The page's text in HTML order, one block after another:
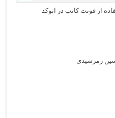
از فونت کاتب در اتوکد
زمرشیدی